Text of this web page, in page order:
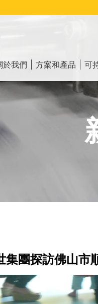
於我們 方案和產品 可
集團探訪佛山市